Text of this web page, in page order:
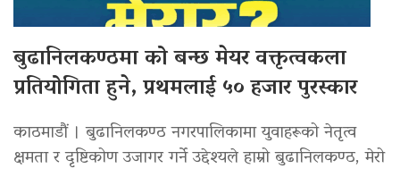
बुढानिलकण्ठमा को बन्छ मेयर वक्तृत्वकला
प्रतियोगिता हुने, प्रथमलाई ५० हजार पुरस्कार
काठमाडौं । बुढानिलकण्ठ नगरपालिकामा युवाहरूको नेतृत्व
क्षमता र दृष्टिकोण उजागर गर्ने उद्देश्यले हाम्रो बुढानिलकण्ठ, मेरो